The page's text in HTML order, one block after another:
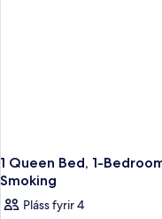
1 Queen Bed, 1-
Smoking
Pláss fyrir 4